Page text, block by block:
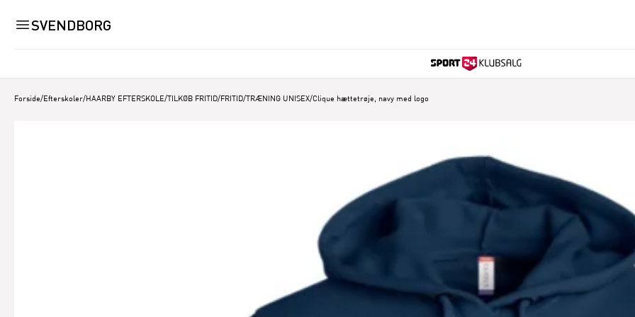
SVENDBORG
Forside/Efterskoler/HAARBY EFTERSKOLE/TILKØB FRITID/FRITID/TRÆNING UNISEX/Clique hættetrøje, navy med logo